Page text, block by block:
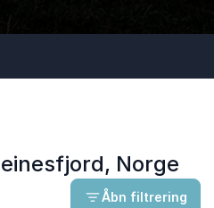
Norge
Åbn filtrering